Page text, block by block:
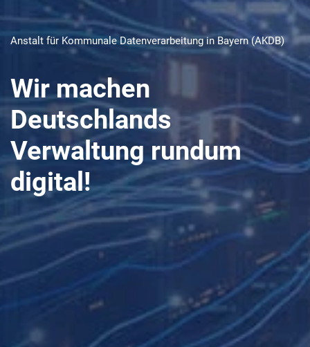
Anstalt für Kommunale Datenverarbeitung in Bayern (AKDB)
Wir machen
Deutschlands
Verwaltung rundum
digital!